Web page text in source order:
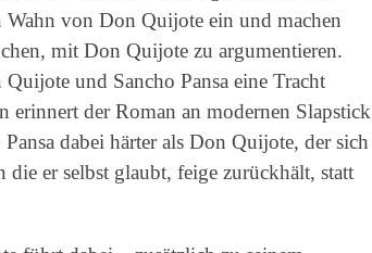
Wahn von Don Quijote ein und machen
mit Don Quijote zu argumentieren.
und Sancho Pansa eine Tracht
erinnert der Roman an modernen Slapstick
dabei härter als Don Quijote, der sich
er selbst glaubt, feige zurückhält, statt